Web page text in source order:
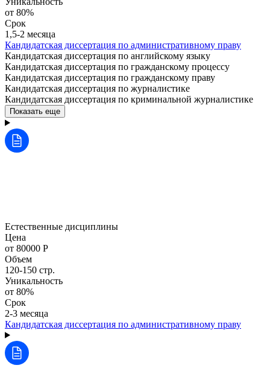
от 80%
Срок
1,5-2 месяца
Кандидатская диссертация по административному праву
Кандидатская диссертация по английскому языку
Кандидатская диссертация по гражданскому процессу
Кандидатская диссертация по гражданскому праву
Кандидатская диссертация по журналистике
Кандидатская диссертация по криминальной журналистике
Показать еще
Естественные дисциплины
Цена
от 80000 Р
Объем
120-150 стр.
Уникальность
от 80%
Срок
2-3 месяца
Кандидатская диссертация по административному праву